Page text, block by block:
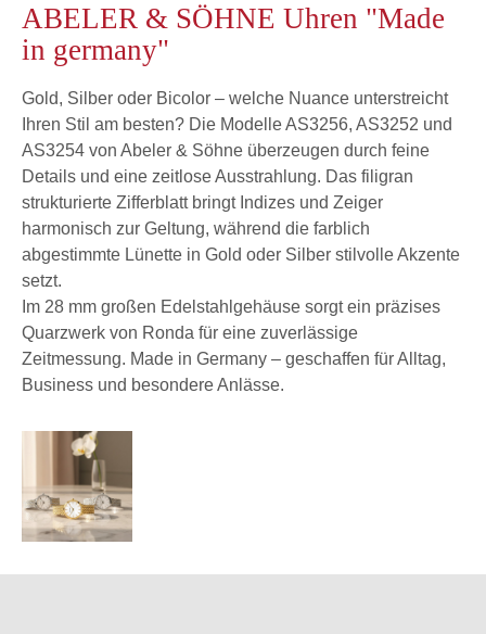
ABELER & SÖHNE Uhren "Made
in germany"
Gold, Silber oder Bicolor – welche Nuance unterstreicht
Ihren Stil am besten? Die Modelle AS3256, AS3252 und
AS3254 von Abeler & Söhne überzeugen durch feine
Details und eine zeitlose Ausstrahlung. Das filigran
strukturierte Zifferblatt bringt Indizes und Zeiger
harmonisch zur Geltung, während die farblich
abgestimmte Lünette in Gold oder Silber stilvolle Akzente
setzt.
Im 28 mm großen Edelstahlgehäuse sorgt ein präzises
Quarzwerk von Ronda für eine zuverlässige
Zeitmessung. Made in Germany – geschaffen für Alltag,
Business und besondere Anlässe.